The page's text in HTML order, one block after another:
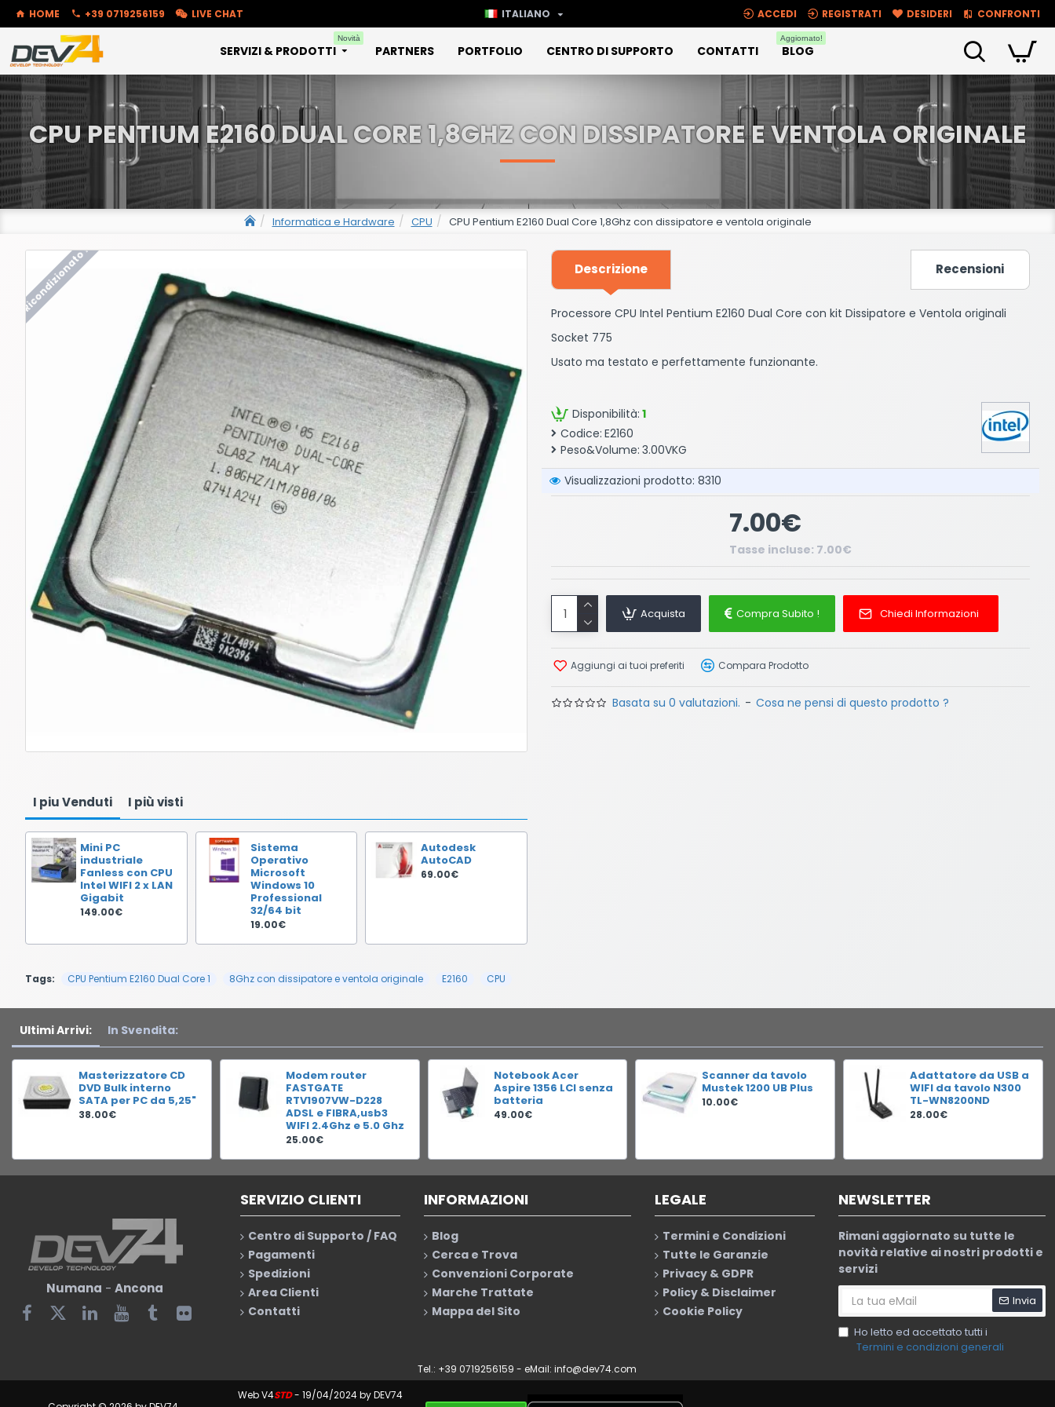
HOME +39 0719256159 LIVE CHAT ITALIANO ACCEDI REGISTRATI DESIDERI CONFRONTI
SERVIZI & PRODOTTI
Novità
PARTNERS PORTFOLIO CENTRO DI SUPPORTO CONTATTI BLOG
Aggiornato!
Informatica e Hardware CPU CPU Pentium E2160 Dual Core 1,8Ghz con dissipatore e ventola originale
CPU PENTIUM E2160 DUAL CORE 1,8GHZ CON DISSIPATORE E VENTOLA ORIGINALE
Ricondizionato !
I piu Venduti I più visti
Mini PC
industriale
Fanless con CPU
Intel WIFI 2 x LAN
Gigabit
149.00€
Sistema
Operativo
Microsoft
Windows 10
Professional
32/64 bit
19.00€
Autodesk
AutoCAD
69.00€
Descrizione Recensioni
Processore CPU Intel Pentium E2160 Dual Core con kit Dissipatore e Ventola originali
Socket 775
Usato ma testato e perfettamente funzionante.
Disponibilità: 1
Codice: E2160
Peso&Volume: 3.00VKG
Visualizzazioni prodotto: 8310
Basata su 0 valutazioni. - Cosa ne pensi di questo prodotto ?
7.00€
Tasse incluse: 7.00€
Acquista Compra Subito ! Chiedi Informazioni
Aggiungi ai tuoi preferiti Compara Prodotto
Tags: CPU Pentium E2160 Dual Core 1 8Ghz con dissipatore e ventola originale E2160 CPU
Ultimi Arrivi: In Svendita:
Masterizzatore CD
DVD Bulk interno
SATA per PC da 5,25"
38.00€
Modem router
FASTGATE
RTV1907VW-D228
ADSL e FIBRA,usb3
WIFI 2.4Ghz e 5.0 Ghz
25.00€
Notebook Acer
Aspire 1356 LCI senza
batteria
49.00€
Scanner da tavolo
Mustek 1200 UB Plus
10.00€
Adattatore da USB a
WIFI da tavolo N300
TL-WN8200ND
28.00€
Numana - Ancona
SERVIZIO CLIENTI
Centro di Supporto / FAQ
Pagamenti
Spedizioni
Area Clienti
Contatti
INFORMAZIONI
Blog
Cerca e Trova
Convenzioni Corporate
Marche Trattate
Mappa del Sito
LEGALE
Termini e Condizioni
Tutte le Garanzie
Privacy & GDPR
Policy & Disclaimer
Cookie Policy
NEWSLETTER
Rimani aggiornato su tutte le
novità relative ai nostri prodotti e
servizi
Invia
Ho letto ed accettato tutti i
Termini e condizioni generali
Tel.: +39 0719256159 - eMail:info@dev74.com
Web V4STD- 19/04/2024 by DEV74